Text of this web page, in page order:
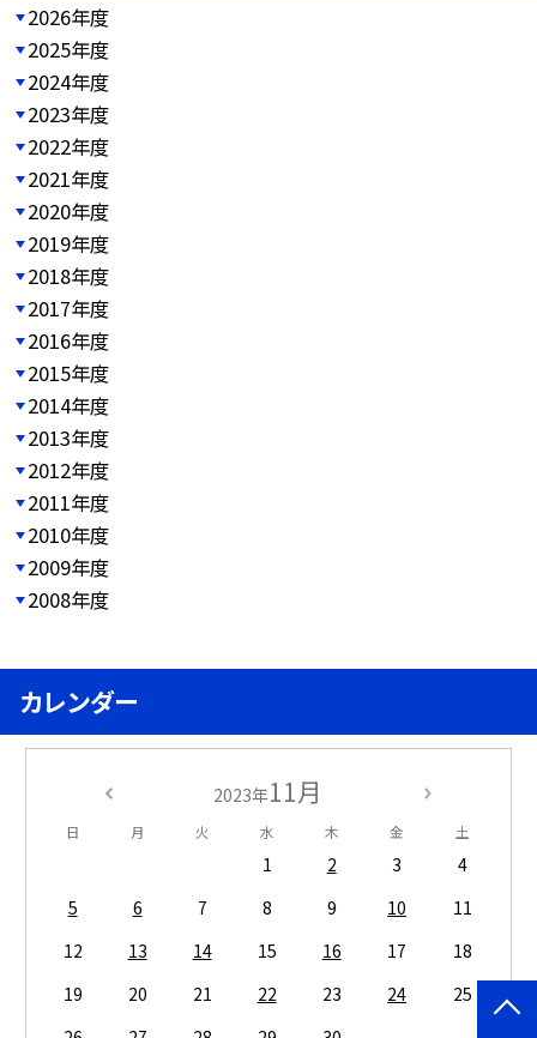
2026年度
2025年度
2024年度
2023年度
2022年度
2021年度
2020年度
2019年度
2018年度
2017年度
2016年度
2015年度
2014年度
2013年度
2012年度
2011年度
2010年度
2009年度
2008年度
カレンダー
2023年11月
日 月 火 水 木 金 土
1 2 3
4
5
6 7 8 9 10
11
12
13 14 15 16 17
18
19
20 21 22 23 24
25